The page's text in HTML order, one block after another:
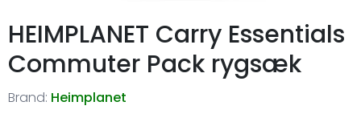
HEIMPLANET Carry Essentials
Commuter Pack rygsæk
Brand: Heimplanet